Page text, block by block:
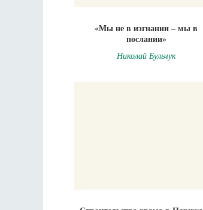
«Мы не в изгнании – мы в
послании»
Николай Бульчук